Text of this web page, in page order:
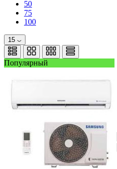
50
75
100
15
Популярный